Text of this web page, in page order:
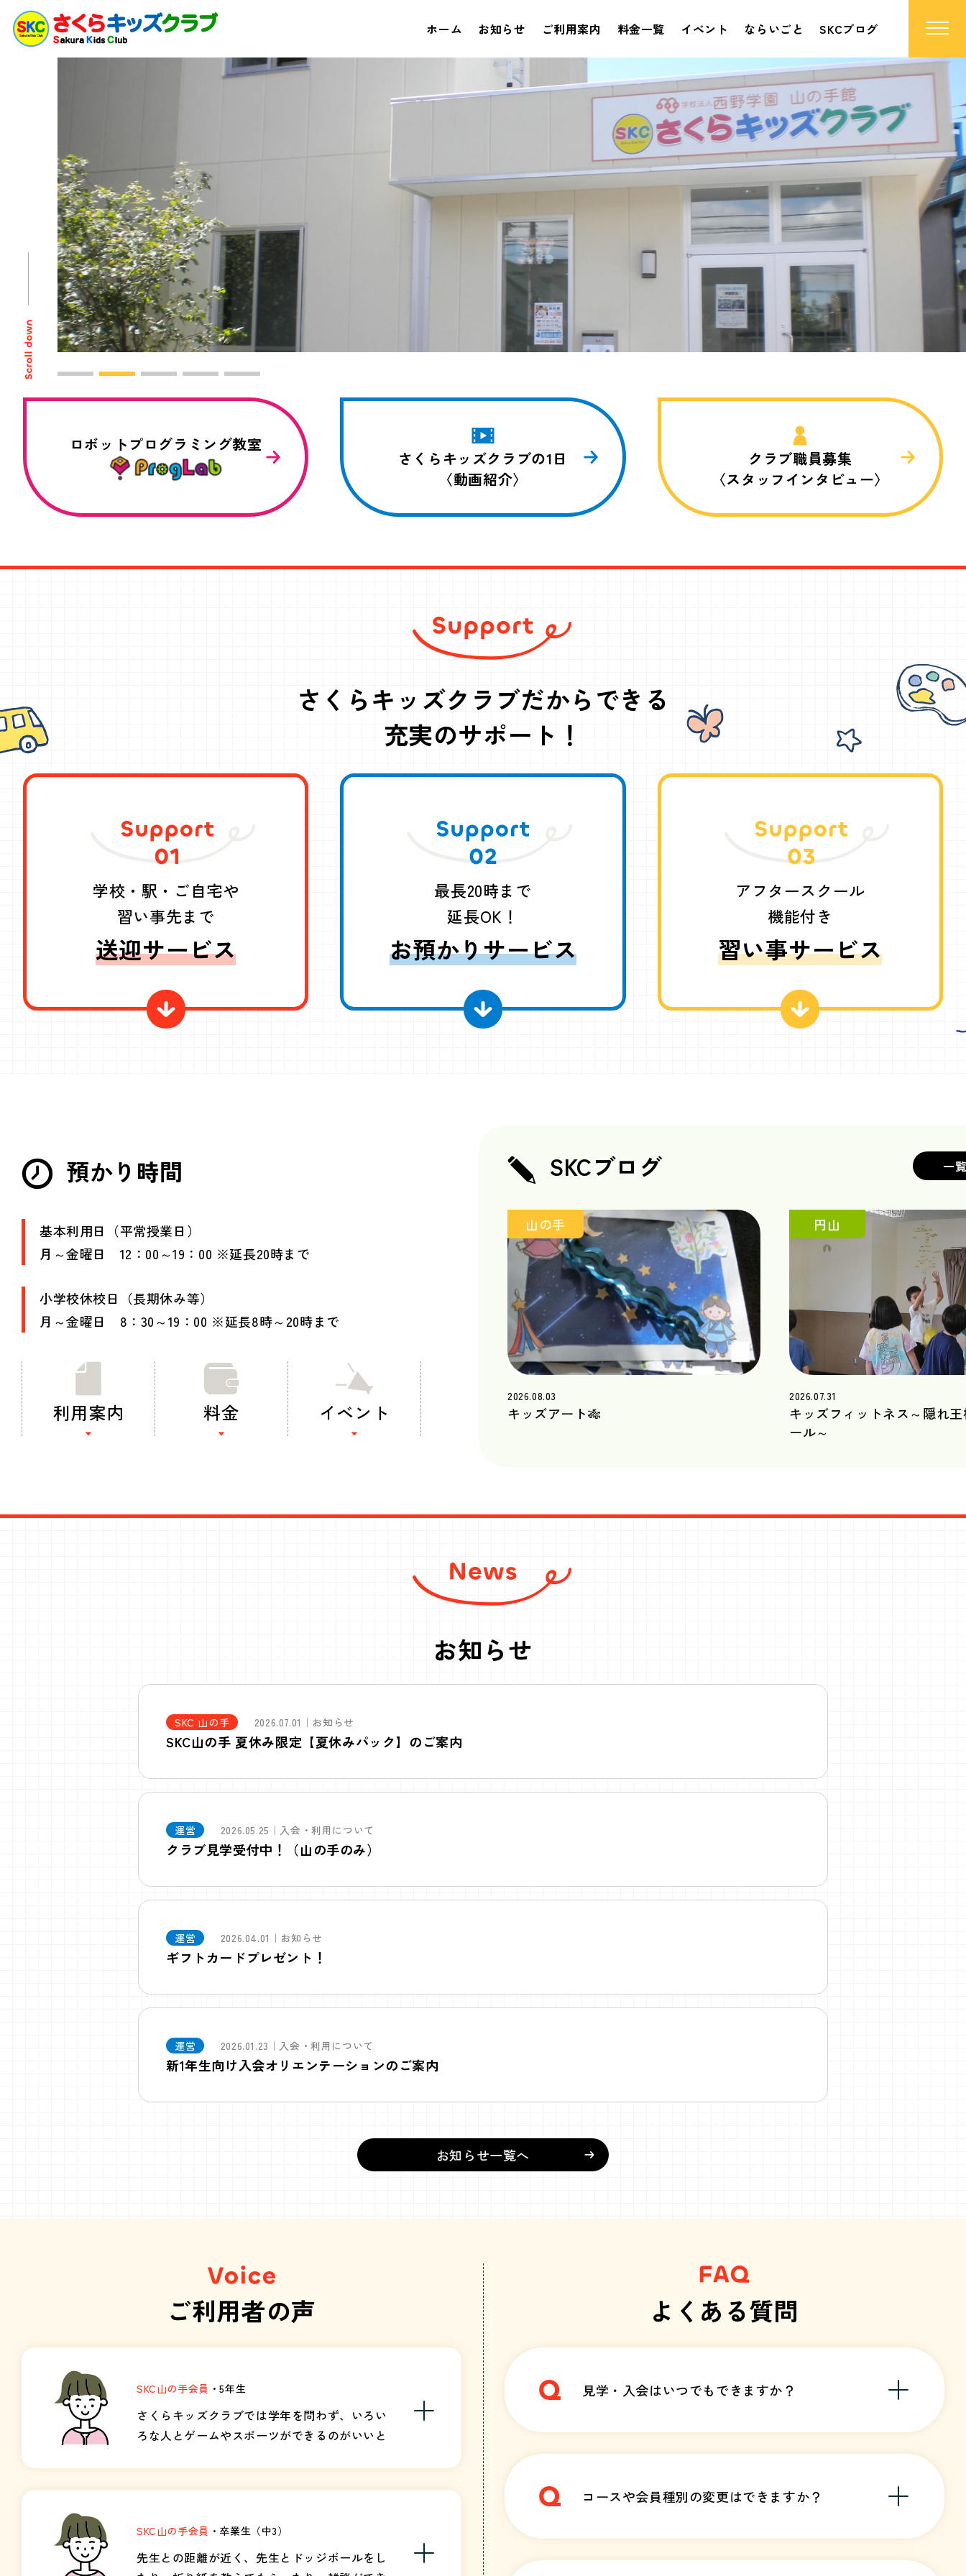
ホーム お知らせ ご利用案内 料金一覧 イベント ならいごと SKCブログ
ロボットプログラミング教室
さくらキッズクラブの1日
〈動画紹介〉
クラブ職員募集
〈スタッフインタビュー〉
さくらキッズクラブだからできる
充実のサポート！
送迎サービス
学校・駅・ご自宅や
習い事先まで
お預かりサービス
最長20時まで
延長OK！
習い事サービス
アフタースクール
機能付き
預かり時間
基本利用日（平常授業日）
月～金曜日 12：00～19：00 ※延長20時まで
小学校休校日（長期休み等）
月～金曜日 8：30～19：00 ※延長8時～20時まで
利用案内 料金 イベント
SKCブログ 一
山の手
2026.08.03
キッズアート🎋
円山
2026.07.31
キッズフィットネス～隠れ
ール～
お知らせ
SKC 山の手 2026.07.01｜お知らせ
SKC山の手 夏休み限定【夏休みパック】のご案内
運営 2026.05.25｜入会・利用について
クラブ見学受付中！（山の手のみ）
運営 2026.04.01｜お知らせ
ギフトカードプレゼント！
運営 2026.01.23｜入会・利用について
新1年生向け入会オリエンテーションのご案内
お知らせ一覧へ
ご利用者の声
SKC山の手会員 ・5年生
さくらキッズクラブでは学年を問わず、いろい
ろな人とゲームやスポーツができるのがいいと
ームが好きです。 ケンカをすることもあるけ
が楽しいです！
SKC山の手会員 ・卒業生（中3）
先生との距離が近く、先生とドッジボールをし
よくある質問
見学・入会はいつでもできますか？
コースや会員種別の変更はできますか？